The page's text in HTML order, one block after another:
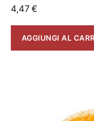
4,47€
AGGIUNGI AL